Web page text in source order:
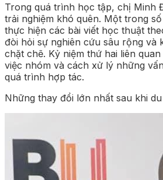
Trong quá trình học tập, chị Minh
trải nghiệm khó quên. Một trong
thực hiện các bài viết học thuật
đòi hỏi sự nghiên cứu sâu rộng và
chặt chẽ. Kỷ niệm thứ hai liên
việc nhóm và cách xử lý những
quá trình hợp tác.
Những thay đổi lớn nhất sau khi